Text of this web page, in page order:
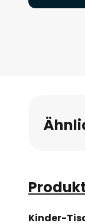
Kinder-